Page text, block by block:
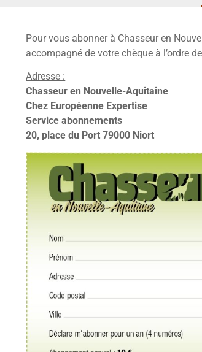
Pour vous abonner à Chasseur en
accompagné de votre chèque à l’ordre
Adresse :
Chasseur en Nouvelle-Aquitaine
Chez Européenne Expertise
Service abonnements
20, place du Port 79000 Niort